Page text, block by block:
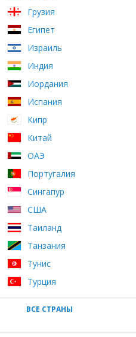
Грузия
Египет
Израиль
Индия
Иордания
Испания
Кипр
Китай
ОАЭ
Португалия
Сингапур
США
Таиланд
Танзания
Тунис
Турция
ВСЕ СТРАНЫ